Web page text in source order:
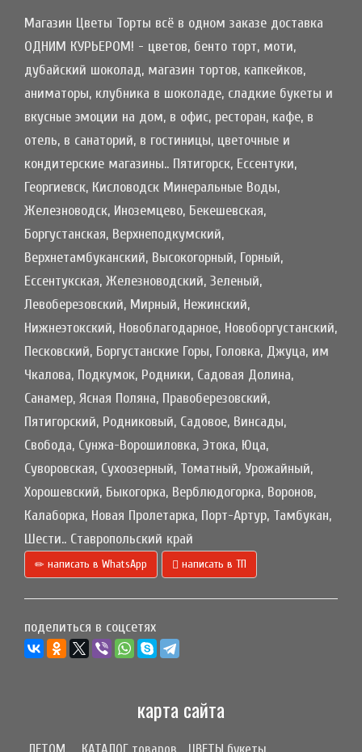
Магазин Цветы Торты всё в одном заказе доставка
ОДНИМ КУРЬЕРОМ! - цветов, бенто торт, моти,
дубайский шоколад, магазин тортов, капкейков,
аниматоры, клубника в шоколаде, сладкие букеты и
вкусные эмоции на дом, в офис, ресторан, кафе, в
отель, в санаторий, в гостиницы, цветочные и
кондитерские магазины.. Пятигорск, Ессентуки,
Георгиевск, Кисловодск Минеральные Воды,
Железноводск, Иноземцево, Бекешевская,
Боргустанская, Верхнеподкумский,
Верхнетамбуканский, Высокогорный, Горный,
Ессентукская, Железноводский, Зеленый,
Левоберезовский, Мирный, Нежинский,
Нижнеэтокский, Новоблагодарное, Новоборгустанский,
Песковский, Боргустанские Горы, Головка, Джуца, им
Чкалова, Подкумок, Родники, Садовая Долина,
Санамер, Ясная Поляна, Правоберезовский,
Пятигорский, Родниковый, Садовое, Винсады,
Свобода, Сунжа-Ворошиловка, Этока, Юца,
Суворовская, Сухоозерный, Томатный, Урожайный,
Хорошевский, Быкогорка, Верблюдогорка, Воронов,
Калаборка, Новая Пролетарка, Порт-Артур, Тамбукан,
Шести.. Ставропольский край
написать в WhatsApp написать в ТП
поделиться в соцсетях
карта сайта
ЛЕТОМ.. КАТАЛОГ товаров
ЦВЕТЫ букеты